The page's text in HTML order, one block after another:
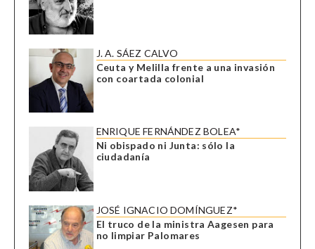
J. A. SÁEZ CALVO
Ceuta y Melilla frente a una invasión
con coartada colonial
ENRIQUE FERNÁNDEZ BOLEA*
Ni obispado ni Junta: sólo la
ciudadanía
JOSÉ IGNACIO DOMÍNGUEZ*
El truco de la ministra Aagesen para
no limpiar Palomares